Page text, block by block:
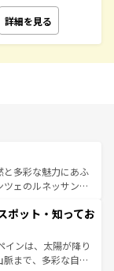
詳細を見る
と多彩な魅力にあふ
ェのルネッサンス
アマルフィ海岸の絶
合間には、本場の
理を堪能することも
べての瞬間を楽し
ポット・知ってお
インは、太陽が降り
まで、多彩な自然